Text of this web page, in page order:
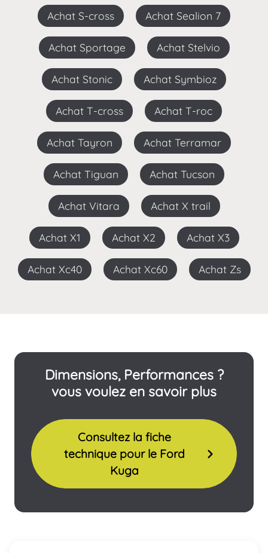
Achat S-cross Achat Sealion 7
Achat Sportage Achat Stelvio
Achat Stonic Achat Symbioz
Achat T-cross Achat T-roc
Achat Tayron Achat Terramar
Achat Tiguan Achat Tucson
Achat Vitara Achat X trail
Achat X1 Achat X2 Achat X3
Achat Xc40 Achat Xc60 Achat Zs
Dimensions, Performances ?
vous voulez en savoir plus
Consultez la fiche
technique pour le Ford
Kuga